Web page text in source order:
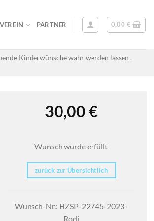
VEREIN PARTNER 0,00 €
Kinderwünsche wahr werden lassen .
30,00€
Wunsch wurde erfüllt
zurück zur Übersichtlich
Wunsch-Nr.: HZSP-22745-2023-
Rodi